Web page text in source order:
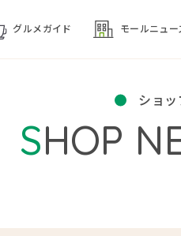
グルメ ガイド モールニュー
ショッ
SHOP